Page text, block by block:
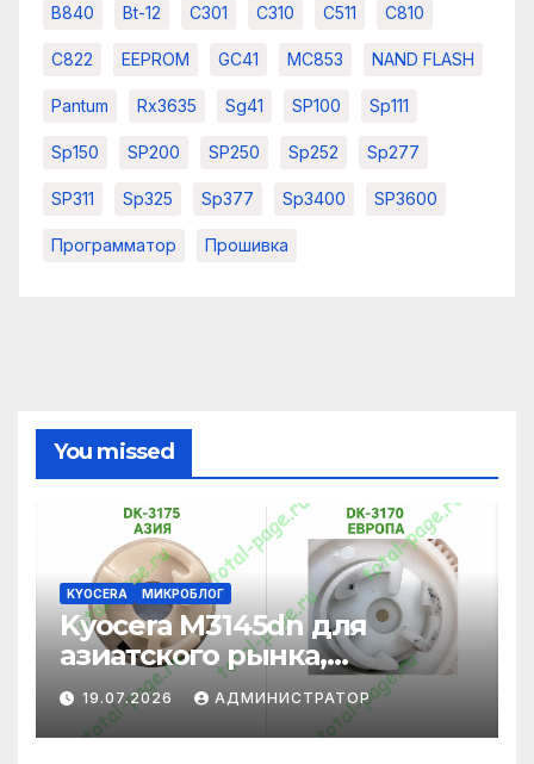
B840 Bt-12 C301 C310 C511 C810
C822 EEPROM GC41 MC853 NAND FLASH
Pantum Rx3635 Sg41 SP100 Sp111
Sp150 SP200 SP250 Sp252 Sp277
SP311 Sp325 Sp377 Sp3400 SP3600
Программатор Прошивка
You missed
KYOCERA МИКРОБЛОГ
Kyocera M3145dn для
азиатского рынка,
адаптация под
европейские картриджи
19.07.2026 АДМИНИСТРАТОР